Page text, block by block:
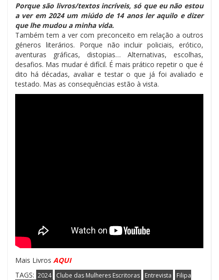
Porque são livros/textos incríveis, só que eu não estou
a ver em 2024 um miúdo de 14 anos ler aquilo e dizer
que lhe mudou a minha vida.
Também tem a ver com preconceito em relação a outros
géneros literários. Porque não incluir policiais, erótico,
aventuras gráficas, distopias… Alternativas, escolhas,
desafios. Mas mudar é difícil. É mais prático repetir o que é
dito há décadas, avaliar e testar o que já foi avaliado e
testado. Mas as consequências estão à vista.
Mais Livros AQUI
TAGS: 2024 Clube das Mulheres Escritoras Entrevista
Filipa